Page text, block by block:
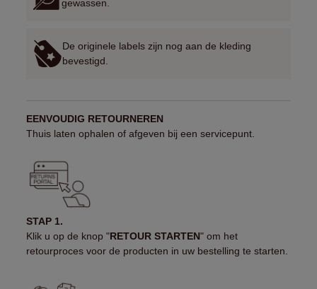
gewassen.
De originele labels zijn nog aan de kleding
bevestigd.
EENVOUDIG RETOURNEREN
Thuis laten ophalen of afgeven bij een servicepunt.
STAP 1.
Klik u op de knop "RETOUR STARTEN" om het
retourproces voor de producten in uw bestelling te starten.